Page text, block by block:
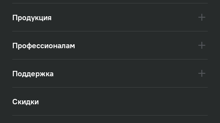
Продукция
Профессионалам
Поддержка
Скидки